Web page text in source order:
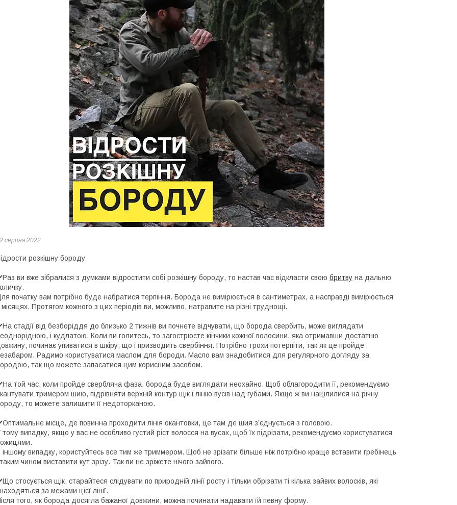
серпня 2022
розкішну бороду
ви вже зібралися з думками відростити собі розкішну бороду, то настав час відкласти свою бритву на дальню
початку вам потрібно буде набратися терпіння. Борода не вимірюється в сантиметрах, а насправді вимірюється
місяцях. Протягом кожного з цих періодів ви, можливо, натрапите на різні труднощі.
стадії від безборіддя до близько 2 тижнів ви почнете відчувати, що борода свербить, може виглядати
і кудлатою. Коли ви голитесь, то загострюєте кінчики кожної волосини, яка отримавши достатню
починає упиватися в шкіру, що і призводить свербіння. Потрібно трохи потерпіти, так як це пройде
Радимо користуватися маслом для бороди. Масло вам знадобитися для регулярного догляду за
так що можете запасатися цим корисним засобом.
той час, коли пройде свербляча фаза, борода буде виглядати неохайно. Щоб облагородити її, рекомендуємо
тримером шию, підрівняти верхній контур щік і лінію вусів над губами. Якщо ж ви націлилися на річну
то можете залишити її недоторканою.
місце, де повинна проходити лінія окантовки, це там де шия з’єднується з головою.
тому випадку, якщо у вас не особливо густий ріст волосся на вусах, щоб їх підрізати, рекомендуємо користуватися
іншому випадку, користуйтесь все тим же триммером. Щоб не зрізати більше ніж потрібно краще вставити гребінець
таким чином виставити кут зрізу. Так ви не зріжете нічого зайвого.
стосується щік, старайтеся слідувати по природній лінії росту і тільки обрізати ті кілька зайвих волосків, які
за межами цієї лінії.
того, як борода досягла бажаної довжини, можна починати надавати їй певну форму.